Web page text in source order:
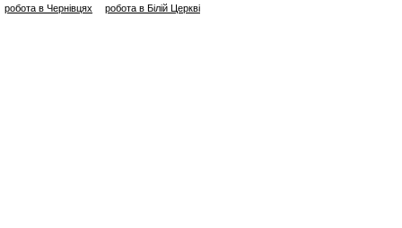
робота в Чернівцях
робота в Білій Церкві